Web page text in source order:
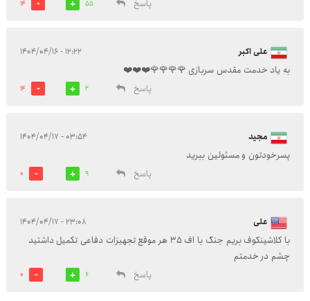
پاسخ 55
14
علی اکبر ۱۲:۲۲ - ۱۴۰۴/۰۴/۱۶
به یاد خدمت مقدس سربازی 🌹🌹🌹🌹❤️❤️❤️
پاسخ
2
14
مجید ۰۳:۵۴ - ۱۴۰۴/۰۴/۱۷
پسرخودتون و مسئولین ببرید
پاسخ
9
0
علی ۲۳:۰۸ - ۱۴۰۴/۰۴/۱۷
با کلاشینکوف بریم جنگ با اف ۳۵ هر موقع تجهیزات دفاعی تکمیل داشتید
چشم در خدمتم
پاسخ
6
0